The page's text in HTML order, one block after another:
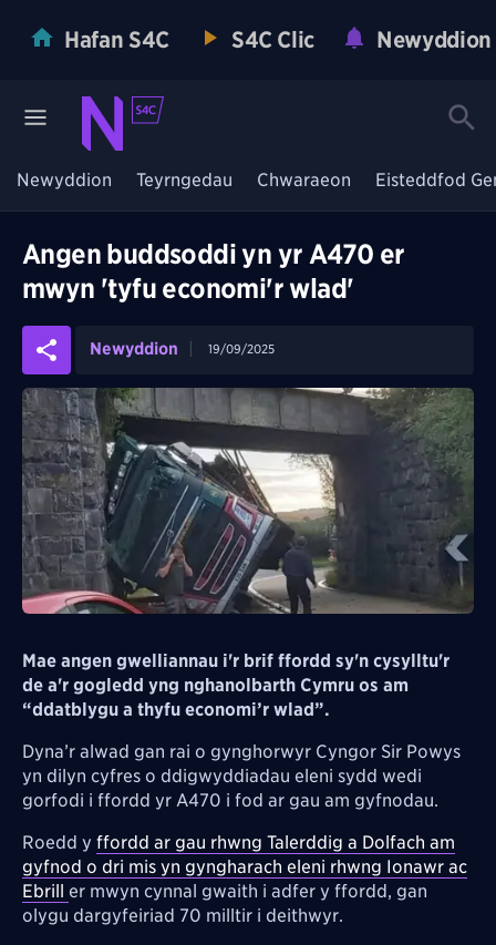
Hafan S4C S4C Clic Newyddion
Newyddion Teyrngedau Chwaraeon Eisteddfod
Angen buddsoddi yn yr A470 er
mwyn 'tyfu economi'r wlad'
Newyddion 19/09/2025
Mae angen gwelliannau i'r brif ffordd sy'n cysylltu'r
de a'r gogledd yng nghanolbarth Cymru os am
“ddatblygu a thyfu economi’r wlad”.
Dyna’r alwad gan rai o gynghorwyr Cyngor Sir Powys
yn dilyn cyfres o ddigwyddiadau eleni sydd wedi
gorfodi i ffordd yr A470 i fod ar gau am gyfnodau.
Roedd y ffordd ar gau rhwng Talerddig a Dolfach am
gyfnod o dri mis yn gyngharach eleni rhwng Ionawr ac
Ebrill er mwyn cynnal gwaith i adfer y ffordd, gan
olygu dargyfeiriad 70 milltir i deithwyr.